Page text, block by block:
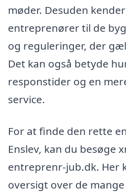
møder. Desuden
entreprenører til de
og reguleringer, der
Det kan også betyde
responstider og en
service.
For at finde den rette
Enslev, kan du besøge
entreprenr-jub.dk. Her
oversigt over de